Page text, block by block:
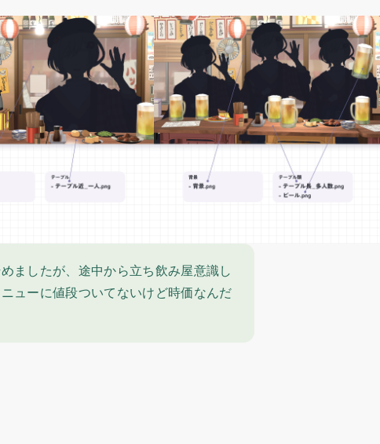
ましたが、途中から立ち飲み屋意識し
ューに値段ついてないけど時価なんだ